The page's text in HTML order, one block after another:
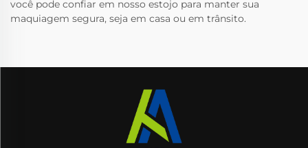
você pode confiar em nosso estojo para manter sua
maquiagem segura, seja em casa ou em trânsito.